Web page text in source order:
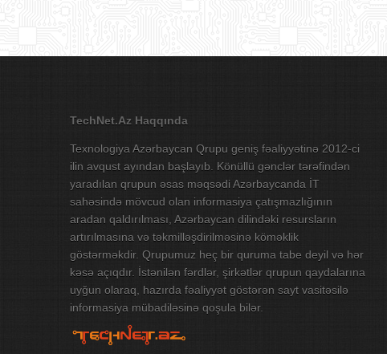
TechNet.Az Haqqında
Texnologiya Azərbaycan Qrupu geniş fəaliyyətinə 2012-ci
ilin avqust ayından başlayıb. Könüllü gənclər tərəfindən
yaradılan qrupun əsas məqsədi Azərbaycanda İT
sahəsində mövcud olan informasiya çatışmazlığının
aradan qaldırılması, Azərbaycan dilindəki resursların
artırılmasına və təkmilləşdirilməsinə köməklik
göstərməkdir. Qrupumuz heç bir quruma tabe deyil və hər
kəsə açıqdır. İstənilən fərdlər, şirkətlər qrupun qaydalarına
uyğun olaraq, hazırda fəaliyyət göstərən sayt vasitəsilə
informasiya mübadiləsinə qoşula bilər.